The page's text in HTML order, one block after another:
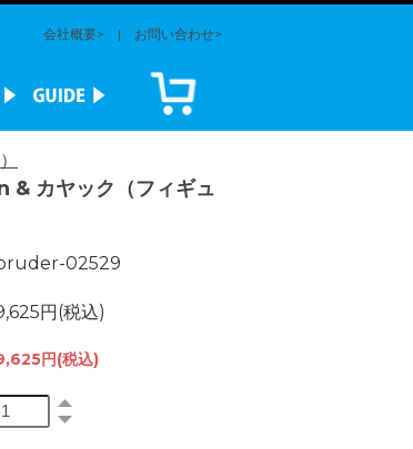
会社概要> | お問い合わせ>
カヤック（フィギュ
02529
円(税込)
円(税込)